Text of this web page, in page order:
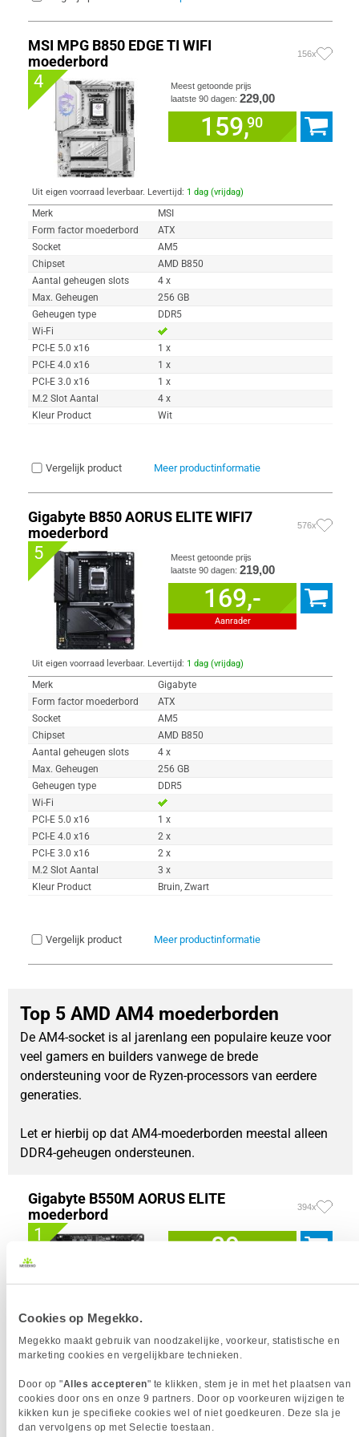
Cookies op Megekko.
Megekko maakt gebruik van noodzakelijke, voorkeur, statistische en
marketing cookies en vergelijkbare technieken.
Door op "Alles accepteren" te klikken, stem je in met het plaatsen van
cookies door ons en onze 9 partners. Door op voorkeuren wijzigen te
kikken kun je specifieke cookies wel of niet goedkeuren. Deze sla je
dan vervolgens op met Selectie toestaan.
MSI MPG B850 EDGE TI WIFI
moederbord
156x
4
Meest getoonde prijs
laatste 90 dagen: 229,00
159,90
Uit eigen voorraad leverbaar. Levertijd: 1 dag (vrijdag)
Merk
MSI
Form factor moederbord
ATX
Socket
AM5
Chipset
AMD B850
Aantal geheugen slots
4 x
Max. Geheugen
256 GB
Geheugen type
DDR5
Wi-Fi
PCI-E 5.0 x16
1 x
PCI-E 4.0 x16
1 x
PCI-E 3.0 x16
1 x
M.2 Slot Aantal
4 x
Kleur Product
Wit
Vergelijk product Meer productinformatie
Gigabyte B850 AORUS ELITE WIFI7
moederbord
576x
5
Meest getoonde prijs
laatste 90 dagen: 219,00
169,-
Aanrader
Uit eigen voorraad leverbaar. Levertijd: 1 dag (vrijdag)
Merk
Gigabyte
Form factor moederbord
ATX
Socket
AM5
Chipset
AMD B850
Aantal geheugen slots
4 x
Max. Geheugen
256 GB
Geheugen type
DDR5
Wi-Fi
PCI-E 5.0 x16
1 x
PCI-E 4.0 x16
2 x
PCI-E 3.0 x16
2 x
M.2 Slot Aantal
3 x
Kleur Product
Bruin, Zwart
Vergelijk product Meer productinformatie
Top 5 AMD AM4 moederborden
De AM4-socket is al jarenlang een populaire keuze voor
veel gamers en builders vanwege de brede
ondersteuning voor de Ryzen-processors van eerdere
generaties.
Let er hierbij op dat AM4-moederborden meestal alleen
DDR4-geheugen ondersteunen.
Gigabyte B550M AORUS ELITE
moederbord
394x
1 89,-
Uit eigen voorraad leverbaar. Levertijd:1 dag (vrijdag)
Form factor moederbord
Micro-ATX
Socket
AM4
Chipset
AMD B550
Aantal geheugen slots
4 x